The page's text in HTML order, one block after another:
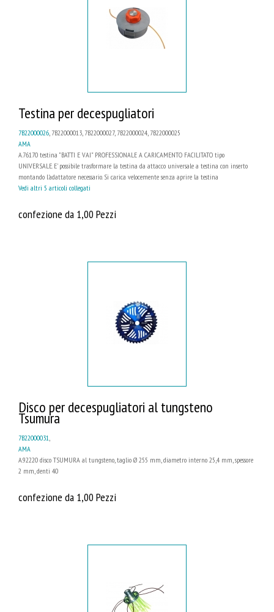
Testina per decespugliatori
7B22000026 , 7B22000013, 7B22000027, 7B22000024, 7B22000025
AMA
A.76170 testina "BATTI E VAI" PROFESSIONALE A CARICAMENTO FACILITATO tipo
UNIVERSALE. E' possibile trasformare la testina da attacco universale a testina con inserto
montando l'adattatore necessario. Si carica velocemente senza aprire la testina
Vedi altri 5 articoli collegati
confezione da 1,00 Pezzi
Disco per decespugliatori al tungsteno
Tsumura
7B22000031,
AMA
A.92220 disco TSUMURA al tungsteno, taglio Ø 255 mm, diametro interno 25,4 mm, spessore
2 mm, denti 40
confezione da 1,00 Pezzi